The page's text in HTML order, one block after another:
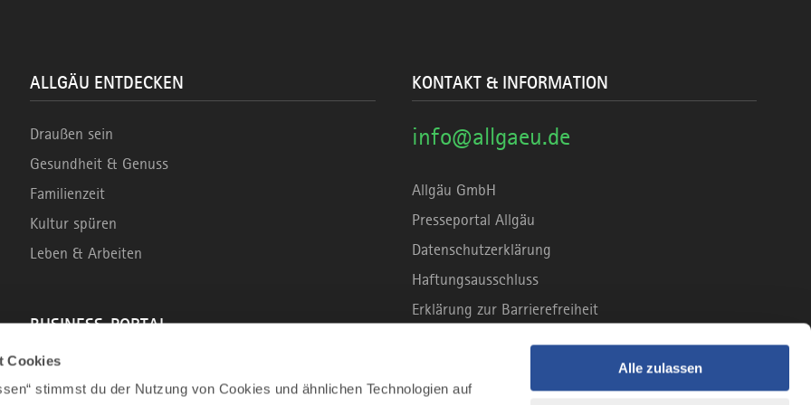
Cookies
stimmst du der Nutzung von Cookies und ähnlichen Technologien auf
Alle zulassen
ALLGÄU ENTDECKEN
Draußen sein
Gesundheit & Genuss
Familienzeit
Kultur spüren
Leben & Arbeiten
BUSINESS-PORTAL
KONTAKT & INFORMATION
info@allgaeu.de
Allgäu GmbH
Presseportal Allgäu
Datenschutzerklärung
Haftungsausschluss
Erklärung zur Barrierefreiheit